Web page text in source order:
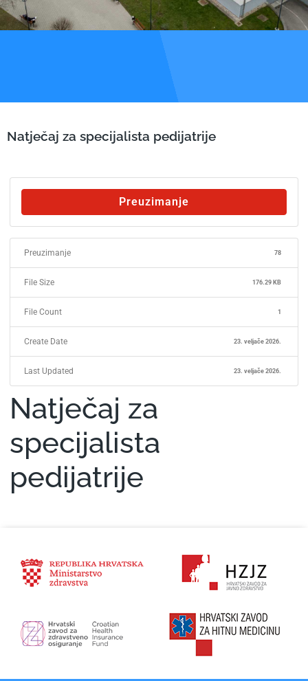
Natječaj za specijalista pedijatrije
Preuzimanje
Preuzimanje 78
File Size 176.29 KB
File Count 1
Create Date 23. veljače 2026.
Last Updated 23. veljače 2026.
Natječaj za
specijalista
pedijatrije